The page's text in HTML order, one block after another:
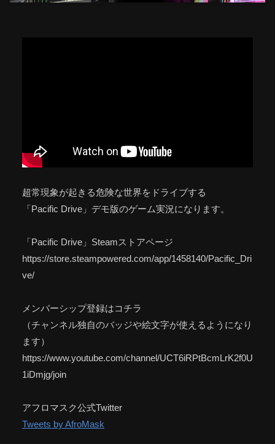
超常現象が起きる危険な世界をドライブする
「Pacific Drive」デモ版のゲーム実況になります。
「Pacific Drive」Steamストアページ
https://store.steampowered.com/app/1458140/Pacific_Dri
ve/
メンバーシップ登録はコチラ
（チャンネル独自のバッジや絵文字が使えるようになり
ます）
https://www.youtube.com/channel/UCT6iRPtBcmLrK2f0U
1iDmjg/join
アフロマスク公式Twitter
Tweets by AfroMask